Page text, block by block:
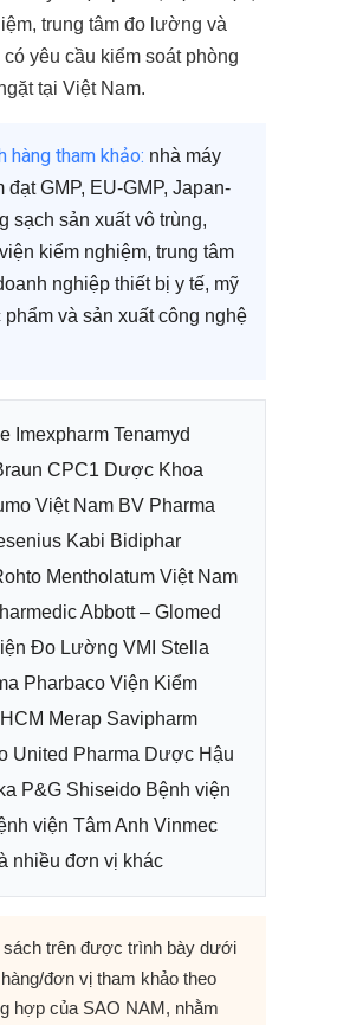
trung tâm đo lường và
yêu cầu kiểm soát phòng
tại Việt Nam.
hàng tham khảo: nhà máy
GMP, EU-GMP, Japan-
sạch sản xuất vô trùng,
kiểm nghiệm, trung tâm
nghiệp thiết bị y tế, mỹ
phẩm và sản xuất công nghệ
Imexpharm Tenamyd
CPC1 Dược Khoa
Việt Nam BV Pharma
Kabi Bidiphar
Mentholatum Việt Nam
Abbott – Glomed
Đo Lường VMI Stella
Pharbaco Viện Kiểm
Merap Savipharm
United Pharma Dược Hậu
P&G Shiseido Bệnh viện
viện Tâm Anh Vinmec
nhiều đơn vị khác
sách trên được trình bày dưới
đơn vị tham khảo theo
hợp của SAO NAM, nhằm